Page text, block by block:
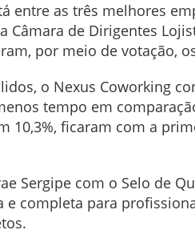
entre as três melhores
Câmara de Dirigentes
por meio de votação,
o Nexus Coworking
tempo em
10,3%, ficaram com a
Sergipe com o Selo de
completa para